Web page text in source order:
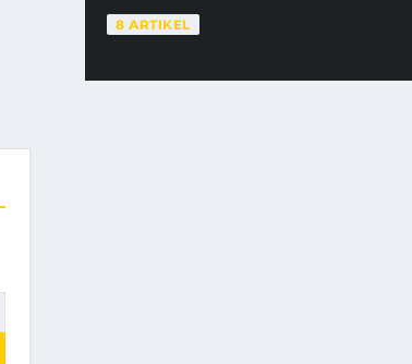
8 ARTIKEL